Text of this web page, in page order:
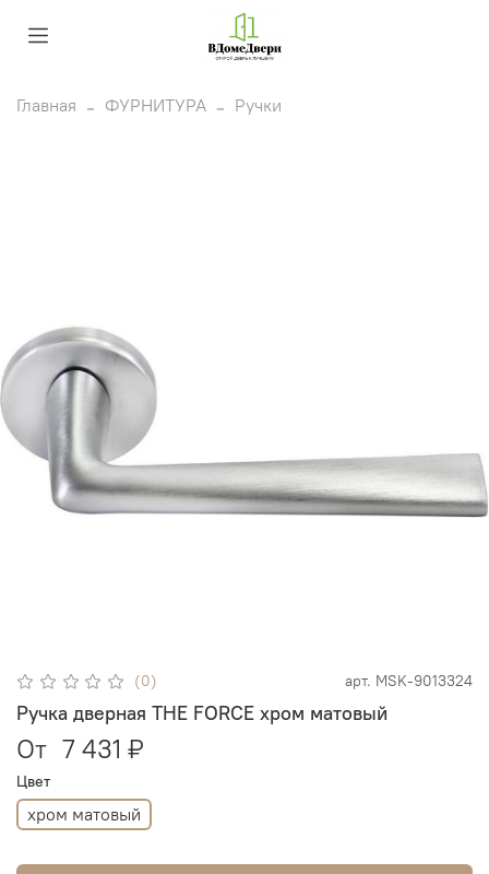
Главная ФУРНИТУРА Ручки
(0) арт. MSK-9013324
Ручка дверная THE FORCE хром матовый
От 7 431 ₽
Цвет
хром матовый